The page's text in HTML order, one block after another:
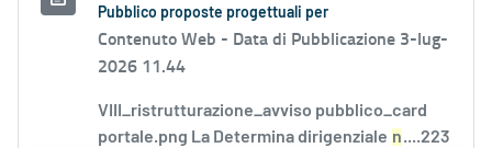
Pubblico proposte progettuali per
Contenuto Web - Data di Pubblicazione 3-lug-
2026 11.44
VIII_ristrutturazione_avviso pubblico_card
portale.png La Determina dirigenziale n....223